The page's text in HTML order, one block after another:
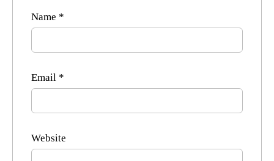
Name *
Email *
Website